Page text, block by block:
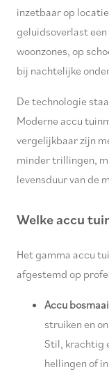
inzetbaar op
geluidsoverlast
woonzones, op
bij nachtelijke
De technologie
Moderne accu
vergelijkbaar zijn
minder trillingen,
levensduur van de
Welke accu
Het gamma accu
afgestemd op
Accu
struiken en
Stil, krachtig
hellingen of